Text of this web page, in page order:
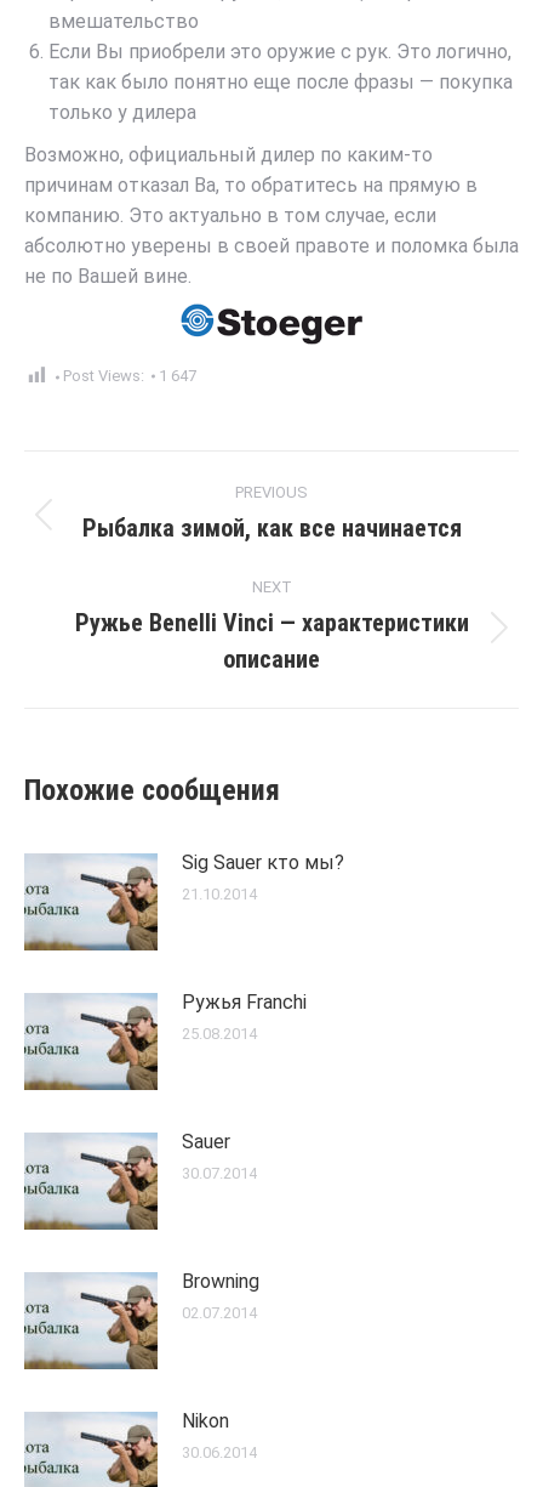
вмешательство
Если Вы приобрели это оружие с рук. Это логично,
так как было понятно еще после фразы — покупка
только у дилера
Возможно, официальный дилер по каким-то
причинам отказал Ва, то обратитесь на прямую в
компанию. Это актуально в том случае, если
абсолютно уверены в своей правоте и поломка была
не по Вашей вине.
Post Views: 1 647
navigation
PREVIOUS
Previous
Рыбалка зимой, как все начинается
NEXT
post:
Ружье Benelli Vinci — характеристики
описание
Похожие сообщения
Sig Sauer кто мы?
21.10.2014
Ружья Franchi
25.08.2014
Sauer
30.07.2014
Browning
02.07.2014
Nikon
30.06.2014